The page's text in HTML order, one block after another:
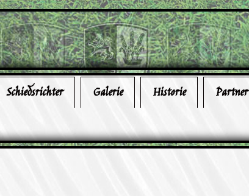
Schiedsrichter Galerie Historie Partner